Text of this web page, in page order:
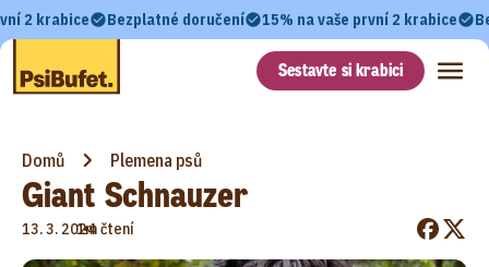
2 krabice Bezplatné doručení 15% na vaše první 2 krabice
Sestavte si krabici
Domů Plemena psů
Giant Schnauzer
13. 3. 2024
•
1m čtení